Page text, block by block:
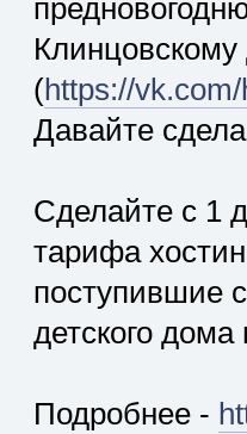
(https://
Давайте
Сделайте с 1
тарифа
поступившие
детского
Подробнее -